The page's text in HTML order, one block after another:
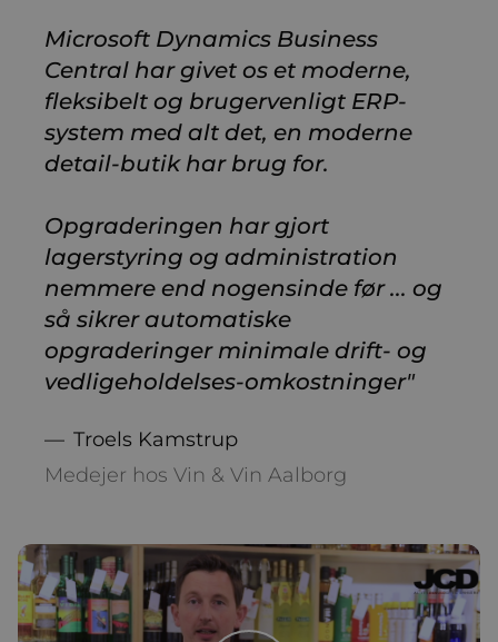
Microsoft Dynamics Business
Central har givet os et moderne,
fleksibelt og brugervenligt ERP-
system med alt det, en moderne
detail-butik har brug for.
Opgraderingen har gjort
lagerstyring og administration
nemmere end nogensinde før ... og
så sikrer automatiske
opgraderinger minimale drift- og
vedligeholdelses-omkostninger"
Troels Kamstrup
Medejer hos Vin & Vin Aalborg